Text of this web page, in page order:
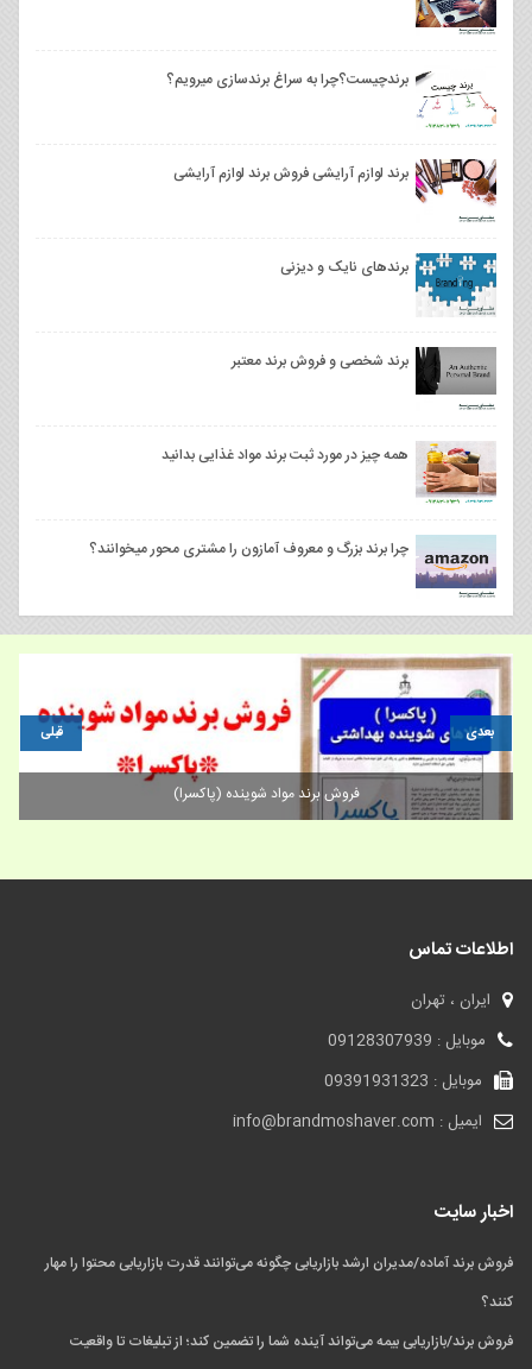
برندچیست؟چرا به سراغ برندسازی میرویم؟
برند لوازم آرایشی فروش برند لوازم آرایشی
برندهای نایک و دیزنی
برند شخصی و فروش برند معتبر
همه چیز در مورد ثبت برند مواد غذایی بدانید
چرا برند بزرگ و معروف آمازون را مشتری محور میخوانند؟
فروش برند مواد شوینده (پاکسرا)
قبلی بعدی
اطلاعات تماس
ایران ، تهران
موبایل : 09128307939
موبایل : 09391931323
ایمیل : info@brandmoshaver.com
اخبار سایت
فروش برند آماده/مدیران ارشد بازاریابی چگونه می‌توانند قدرت بازاریابی محتوا را مهار
کنند؟
فروش برند/بازاریابی بیمه می‌تواند آینده شما را تضمین کند؛ از تبلیغات تا واقعیت